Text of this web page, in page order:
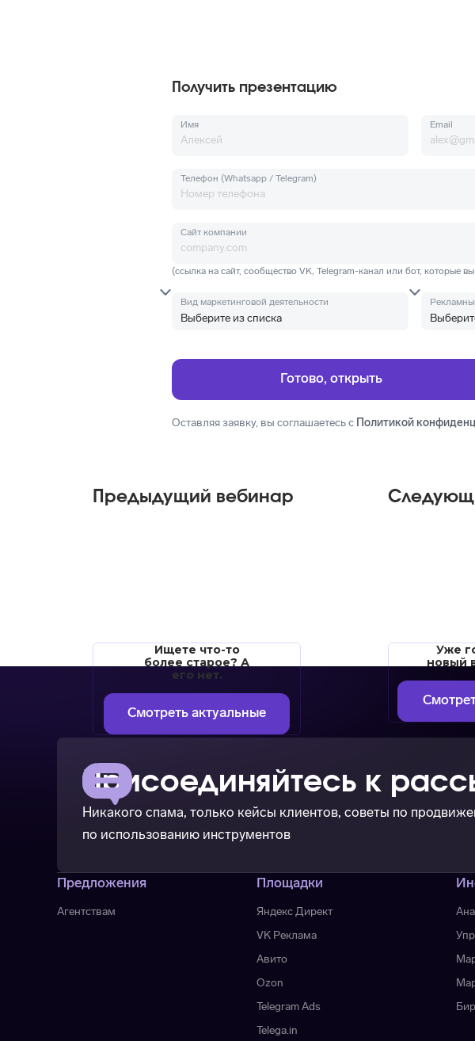
Получить презентацию
Имя Email
Телефон (Whatsapp / Telegram)
Сайт компании
(ссылка на сайт, сообщество VK, Telegram-канал или бот, которые
Вид маркетинговой деятельности
Оставляя заявку, вы соглашаетесь с Политикой
Предыдущий вебинар
Ищете что-то
более старое? А
его нет.
Смотреть актуальные
Уже
новый
Присоединяйтесь к
Никакого спама, только кейсы клиентов, советы по
по использованию инструментов
Предложения
Агентствам
Яндекс Директ
VK Реклама
Площадки
Авито
Ozon
Telegram Ads
Telega.in